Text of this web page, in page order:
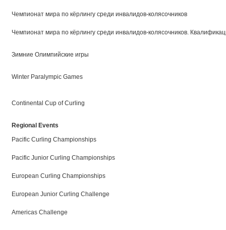
Чемпионат мира по кёрлингу среди инвалидов-колясочников
Чемпионат мира по кёрлингу среди инвалидов-колясочников.
Зимние Олимпийские игры
Winter Paralympic Games
Continental Cup of Curling
Regional Events
Pacific Curling Championships
Pacific Junior Curling Championships
European Curling Championships
European Junior Curling Challenge
Americas Challenge